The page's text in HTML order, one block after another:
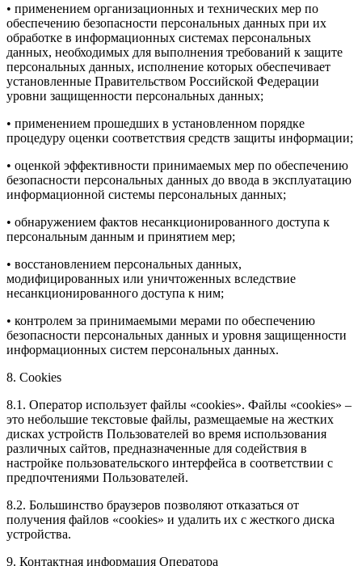
• применением организационных и технических мер по
обеспечению безопасности персональных данных при их
обработке в информационных системах персональных
данных, необходимых для выполнения требований к защите
персональных данных, исполнение которых обеспечивает
установленные Правительством Российской Федерации
уровни защищенности персональных данных;
• применением прошедших в установленном порядке
процедуру оценки соответствия средств защиты информации;
• оценкой эффективности принимаемых мер по обеспечению
безопасности персональных данных до ввода в эксплуатацию
информационной системы персональных данных;
• обнаружением фактов несанкционированного доступа к
персональным данным и принятием мер;
• восстановлением персональных данных,
модифицированных или уничтоженных вследствие
несанкционированного доступа к ним;
• контролем за принимаемыми мерами по обеспечению
безопасности персональных данных и уровня защищенности
информационных систем персональных данных.
8. Cookies
8.1. Оператор использует файлы «cookies». Файлы «cookies» –
это небольшие текстовые файлы, размещаемые на жестких
дисках устройств Пользователей во время использования
различных сайтов, предназначенные для содействия в
настройке пользовательского интерфейса в соответствии с
предпочтениями Пользователей.
8.2. Большинство браузеров позволяют отказаться от
получения файлов «cookies» и удалить их с жесткого диска
устройства.
9. Контактная информация Оператора